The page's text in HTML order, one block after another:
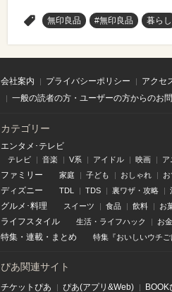
無印良品 #無印良品 暮らし
会社案内 プライバシーポリシー アクセ
一般の読者の方・ユーザーの方からのお
カテゴリー
エンタメ･テレビ
テレビ 音楽 V系 アイドル 映画 ア
ファミリー 家庭 子ども おしゃれ
ディズニー TDL TDS 裏ワザ・攻略
グルメ･料理 スイーツ 食品 飲料 お
ライフスタイル 生活・ライフハック お金
特集 ・ 連載 ・ まとめ 特集『おいしいウチご
ぴあ関連サイト
チケットぴあ ぴあ(アプリ&Web) BOOK